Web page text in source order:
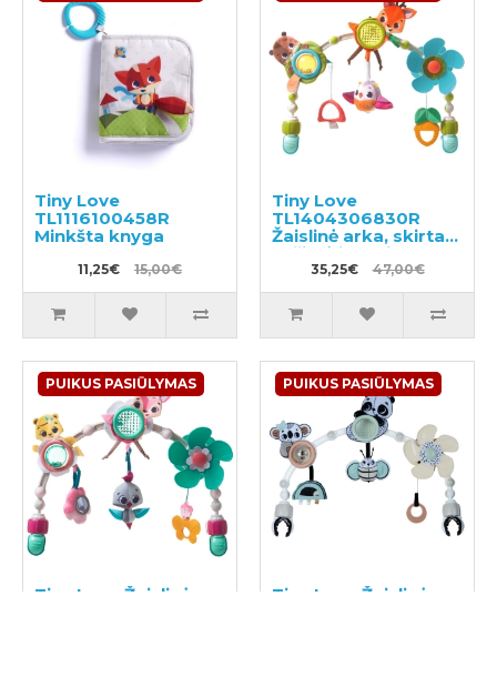
Tiny Love
TL1116100458R
Minkšta knyga
11,25€ 15,00€
Tiny Love
TL1404306830R
Žaislinė arka, skirta
vežimėliams ir
automobilių
kėdutėms
35,25€ 47,00€
PUIKUS PASIŪLYMAS
Tiny Love Žaislinė
PUIKUS PASIŪLYMAS
Tiny Love Žaislinė